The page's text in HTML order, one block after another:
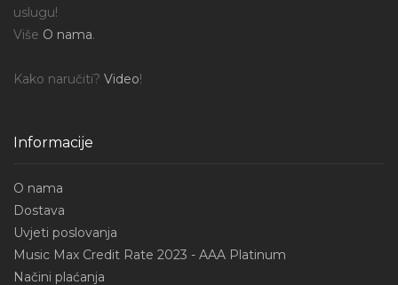
uslugu!
Više O nama.
Kako naručiti? Video!
Informacije
O nama
Dostava
Uvjeti poslovanja
Music Max Credit Rate 2023 - AAA Platinum
Načini plaćanja